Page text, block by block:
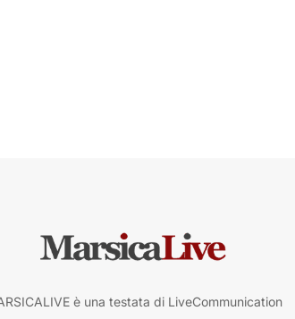
è una testata di LiveCommunication